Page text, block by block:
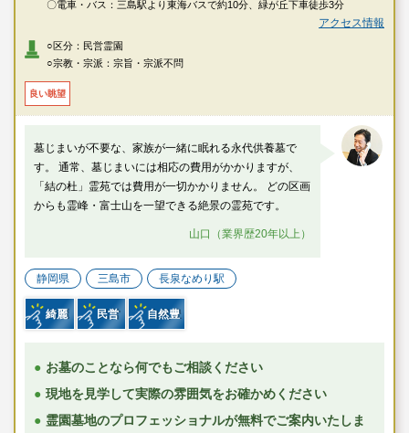
〇電車・バス：三島駅より東海バスで約10分、緑が丘下車徒歩3分
アクセス情報
○区分：民営霊園
○宗教・宗派：宗旨・宗派不問
良い眺望
墓じまいが不要な、家族が一緒に眠れる永代供養墓で
す。 通常、墓じまいには相応の費用がかかりますが、
「結の杜」霊苑では費用が一切かかりません。 どの区画
からも霊峰・富士山を一望できる絶景の霊苑です。
山口（業界歴20年以上）
静岡県 三島市 長泉なめり駅
綺麗 民営 自然豊
お墓のことなら何でもご相談ください
現地を見学して実際の雰囲気をお確かめください
霊園墓地のプロフェッショナルが無料でご案内いたしま